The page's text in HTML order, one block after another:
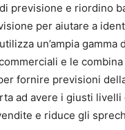
previsione e riordino
per aiutare a
un’ampia
e le
fornire previsioni
ad avere i giusti
e riduce gli